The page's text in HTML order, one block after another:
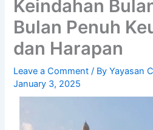
Keindahan
Bulan Penuh
dan Harapan
Leave a Comment / ByYayasan
January 3, 2025